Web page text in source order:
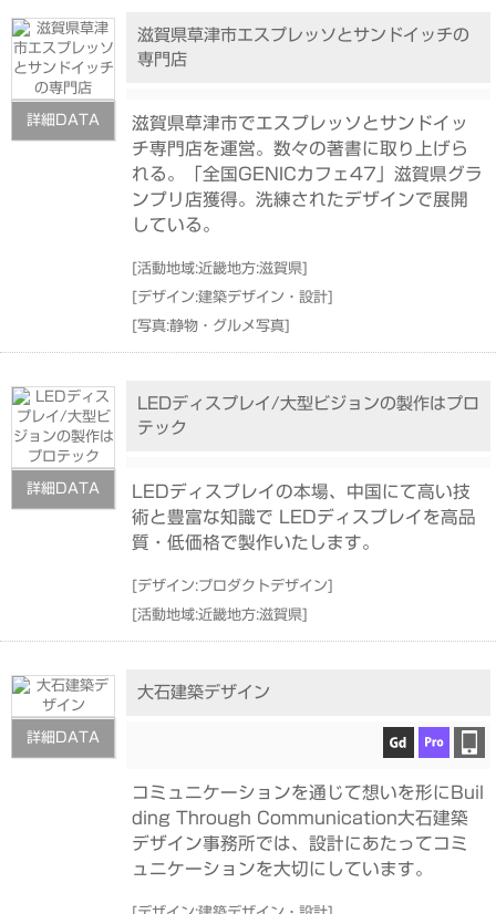
詳細DATA
滋賀県草津市エスプレッソとサンドイッチの
専門店
滋賀県草津市でエスプレッソとサンドイッ
チ専門店を運営。数々の著書に取り上げら
れる。「全国GENICカフェ47」滋賀県グラ
ンプリ店獲得。洗練されたデザインで展開
している。
[活動地域:近畿地方:滋賀県]
[デザイン:建築デザイン・設計]
[写真:静物・グルメ写真]
詳細DATA
LEDディスプレイ/大型ビジョンの製作はプロ
テック
LEDディスプレイの本場、中国にて高い技
術と豊富な知識で LEDディスプレイを高品
質・低価格で製作いたします。
[デザイン:プロダクトデザイン]
[活動地域:近畿地方:滋賀県]
詳細DATA
大石建築デザイン
コミュニケーションを通じて想いを形にBuil
ding Through Communication大石建築
デザイン事務所では、設計にあたってコミ
ュニケーションを大切にしています。